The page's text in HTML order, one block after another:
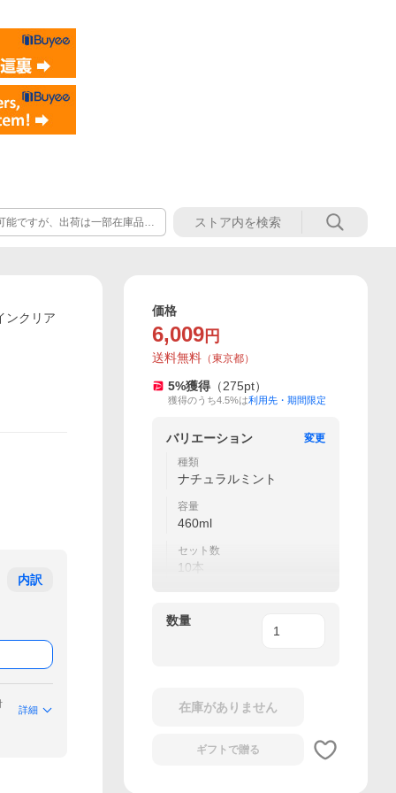
ですが、出荷は一部在庫品の
出荷手配、お問い合わせ回答
ンクリア
内訳
詳細
価格
6,009 円
送料無料 （東京都）
5%獲得 （275pt）
獲得のうち4.5%は利用先・期間限定
バリエーション
変更
種類
ナチュラルミント
容量
460ml
セット数
10本
数量
在庫がありません
ギフトで贈る